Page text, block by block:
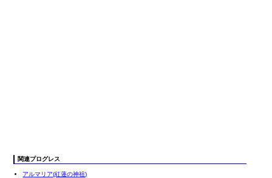
関連プログレス
アルマリア(紅蓮の神祖)